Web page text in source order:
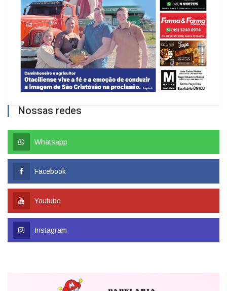
Nossas redes
Whatsapp
Facebook
Youtube
Instagram